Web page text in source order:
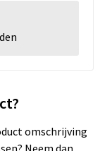
omschrijving
Neem dan